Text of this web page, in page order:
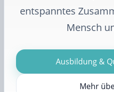
entspanntes
Mensch
Ausbildung &
Mehr